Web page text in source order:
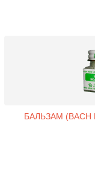
БАЛЬЗАМ